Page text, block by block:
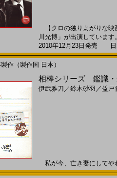
【クロの独りよがりな映
川光博」が出演していま
2010年12月23日発売 日
作（製作国 日本）
相棒シリーズ 鑑識・
伊武雅刀 ／鈴木砂羽 ／益戸
私が今、亡き妻にして